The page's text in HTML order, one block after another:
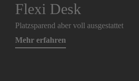
Flexi Desk
Platzsparend aber voll ausgestattet
Mehr erfahren